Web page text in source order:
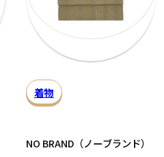
着物
NO BRAND（ノーブランド）